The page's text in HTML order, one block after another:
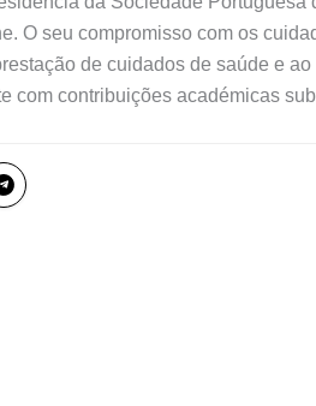
O seu compromisso com os
de cuidados de saúde e
com contribuições académicas